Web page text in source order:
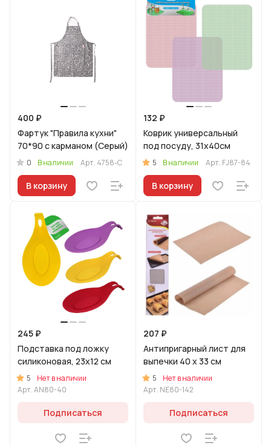
400 ₽
Фартук "Правила кухни"
70*90 с карманом (Серый)
0 В наличии Арт. 4758-С
В корзину
132 ₽
Коврик универсальный
под посуду, 31х40см
5 В наличии Арт. FJ87-84
В корзину
245 ₽
Подставка под ложку
силиконовая, 23x12 см
5
Нет в наличии
Арт.AN80-40
Подписаться
207 ₽
Антипригарный лист для
выпечки 40 х 33 см
5
Нет в наличии
Арт. NE80-142
Подписаться